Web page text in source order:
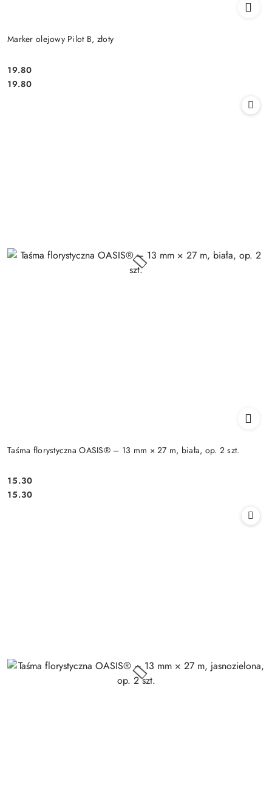
Marker olejowy Pilot B, złoty
Cena:
19.80
Cena:
19.80
Taśma florystyczna OASIS® – 13 mm × 27 m, biała, op. 2 szt.
Cena:
15.30
Cena:
15.30